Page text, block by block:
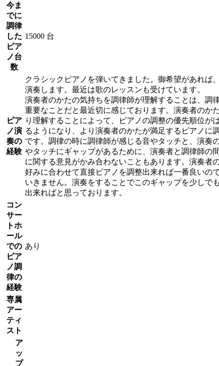
今ま
でに
調律
した
ピア
ノ台
数
15000 台
ピア
ノ演
奏の
経験
クラシックピアノを弾いてきました。御希望があれば
演奏します。最近は歌のレッスンも受けています。
演奏者のかたの気持ちを調律師が理解することは、調
重要なことだと最近切に感じております。演奏者のか
り理解することによって、ピアノの調整の優先順位が
るようになり、より演奏者のかたが満足するピアノに
です。調律の時に調律師が感じる音やタッチと、演奏
やタッチにギャップがあるために、演奏者と調律師の
に関する意見がかみ合わないこともあります。演奏者
好みに合わせて直接ピアノを調整出来れば一番良いの
いきません。演奏をすることでこのギャップを少しで
出来ればと思っております。
コン
サー
トホ
ール
での
ピア
ノ調
律の
経験
あり
専属
アー
ティ
スト
ア
ッ
プ